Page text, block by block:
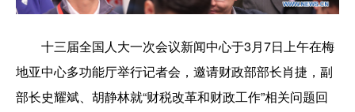
十三届全国人大一次会议新闻中心于3月7日上午在梅
地亚中心多功能厅举行记者会，邀请财政部部长肖捷，副
部长史耀斌、胡静林就“财税改革和财政工作”相关问题回